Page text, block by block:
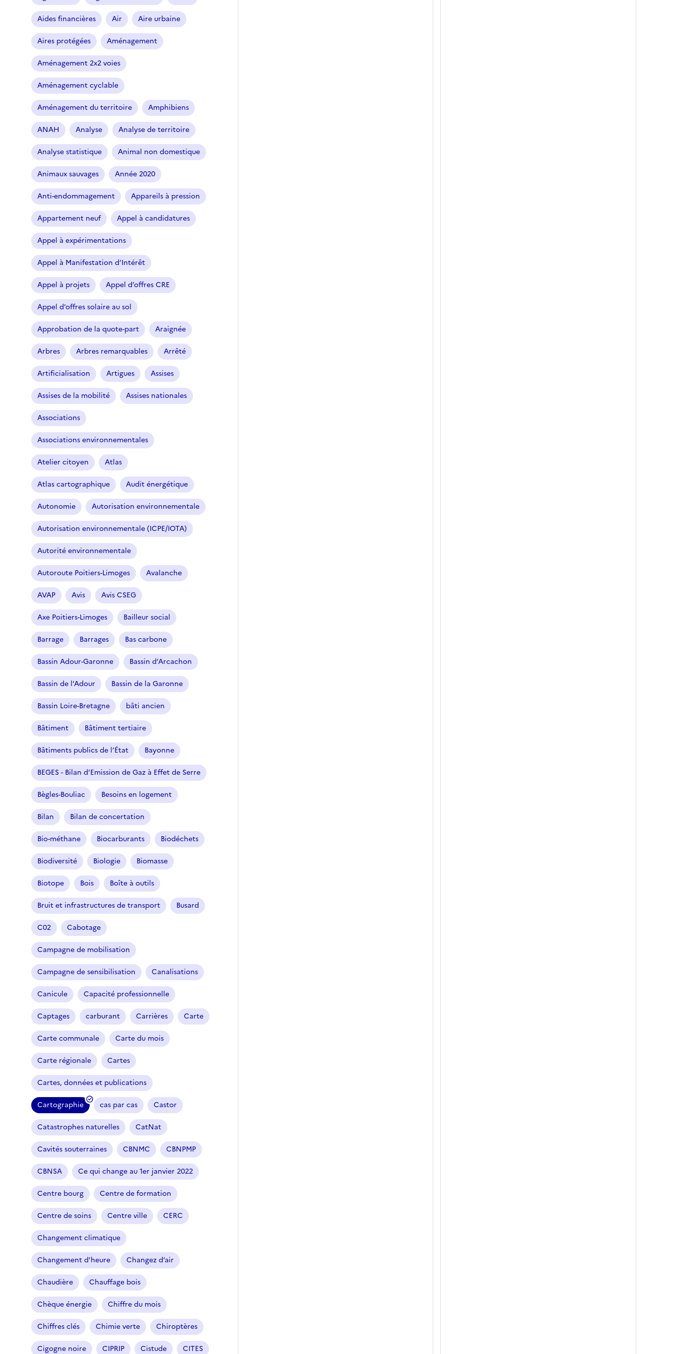
Aides financières Air Aire urbaine
Aires protégées Aménagement
Aménagement 2x2 voies
Aménagement cyclable
Aménagement du territoire Amphibiens
ANAH Analyse Analyse de territoire
Analyse statistique Animal non domestique
Animaux sauvages Année 2020
Anti-endommagement Appareils à pression
Appartement neuf Appel à candidatures
Appel à expérimentations
Appel à Manifestation d’Intérêt
Appel à projets Appel d’offres CRE
Appel d’offres solaire au sol
Approbation de la quote-part Araignée
Arbres Arbres remarquables Arrêté
Artificialisation Artigues Assises
Assises de la mobilité Assises nationales
Associations
Associations environnementales
Atelier citoyen Atlas
Atlas cartographique Audit énergétique
Autonomie Autorisation environnementale
Autorisation environnementale (ICPE/IOTA)
Autorité environnementale
Autoroute Poitiers-Limoges Avalanche
AVAP Avis Avis CSEG
Axe Poitiers-Limoges Bailleur social
Barrage Barrages Bas carbone
Bassin Adour-Garonne Bassin d’Arcachon
Bassin de l’Adour Bassin de la Garonne
Bassin Loire-Bretagne bâti ancien
Bâtiment Bâtiment tertiaire
Bâtiments publics de l’État Bayonne
BEGES - Bilan d’Emission de Gaz à Effet de Serre
Bègles-Bouliac Besoins en logement
Bilan Bilan de concertation
Bio-méthane Biocarburants Biodéchets
Biodiversité Biologie Biomasse
Biotope Bois Boîte à outils
Bruit et infrastructures de transport Busard
C02 Cabotage
Campagne de mobilisation
Campagne de sensibilisation Canalisations
Canicule Capacité professionnelle
Captages carburant Carrières Carte
Carte communale Carte du mois
Carte régionale Cartes
Cartes, données et publications
Cartographie
(
f
i
l
t
r
e
s
é
l
e
c
t
i
o
n
n
é
)
cas par cas Castor
Catastrophes naturelles CatNat
Cavités souterraines CBNMC CBNPMP
CBNSA Ce qui change au 1er janvier 2022
Centre bourg Centre de formation
Centre de soins Centre ville CERC
Changement climatique
Changement d’heure Changez d’air
Chaudière Chauffage bois
Chèque énergie Chiffre du mois
Chiffres clés Chimie verte Chiroptères
Cigogne noire CIPRIP Cistude CITES